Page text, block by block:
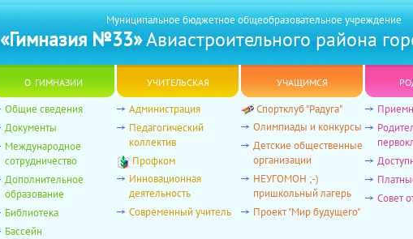
Муниципальное бюджетное общеобразовательное учреждение
«Гимназия №33»Авиастроительного района
о гимназии учительская учащимся
Общие сведения
Документы
Международное
сотрудничество
Дополнительное
образование
Библиотека
Бассейн
Администрация
Педагогический
коллектив
Профком
Инновационная
деятельность
Современный учитель
Спортклуб "Радуга"
Олимпиады и конкурсы
Детские общественные
организации
НЕУГОМОН ;-)
пришкольный лагерь
Проект "Мир будущего"
Совет